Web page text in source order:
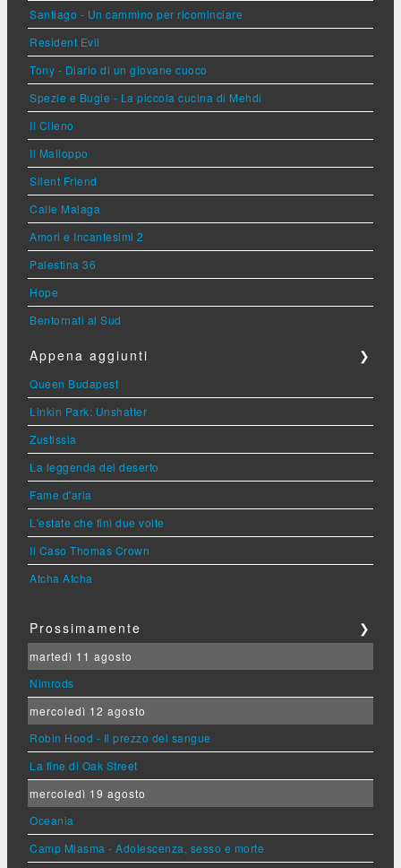
Santiago - Un cammino per ricominciare
Resident Evil
Tony - Diario di un giovane cuoco
Spezie e Bugie - La piccola cucina di Mehdi
Il Cileno
Il Malloppo
Silent Friend
Calle Malaga
Amori e Incantesimi 2
Palestina 36
Hope
Bentornati al Sud
Appena aggiunti ❯
Queen Budapest
Linkin Park: Unshatter
Zustissia
La leggenda del deserto
Fame d'aria
L'estate che finì due volte
Il Caso Thomas Crown
Atcha Atcha
Prossimamente ❯
martedì 11 agosto
Nimrods
mercoledì 12 agosto
Robin Hood - Il prezzo del sangue
La fine di Oak Street
mercoledì 19 agosto
Oceania
Camp Miasma - Adolescenza, sesso e morte